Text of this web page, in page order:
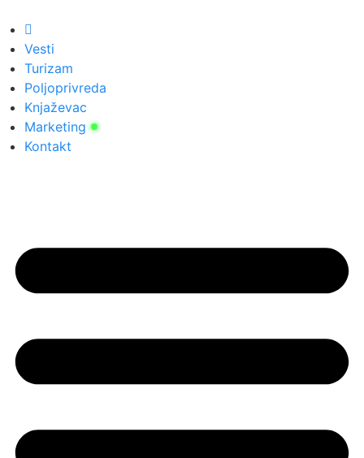
на
садржај
Vesti
Turizam
Poljoprivreda
Knjaževac
Marketing
Kontakt